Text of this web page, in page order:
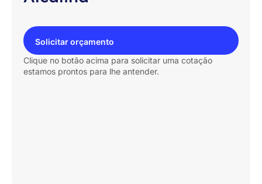
Solicitar orçamento
Clique no botão acima para solicitar uma cotação
estamos prontos para lhe antender.